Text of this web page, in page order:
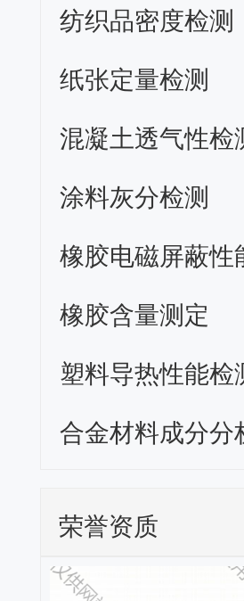
纺织品密度检测
纸张定量检测
混凝土透气性检
涂料灰分检测
橡胶电磁屏蔽性
橡胶含量测定
塑料导热性能检
合金材料成分分
荣誉资质